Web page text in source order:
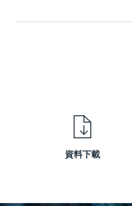
資料下載